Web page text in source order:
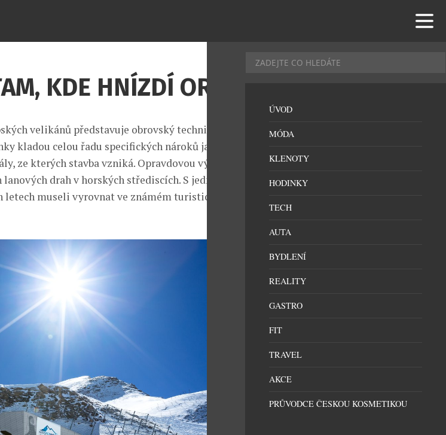
KDE HNÍZDÍ ORLI
velikánů představuje obrovský technický i
kladou celou řadu specifických nároků jak na
ze kterých stavba vzniká. Opravdovou výzvu
drah v horských střediscích. S jedním
museli vyrovnat ve známém turistickém
ÚVOD
MÓDA
KLENOTY
HODINKY
TECH
AUTA
BYDLENÍ
REALITY
GASTRO
FIT
TRAVEL
AKCE
PRŮVODCE ČESKOU KOSMETIKOU